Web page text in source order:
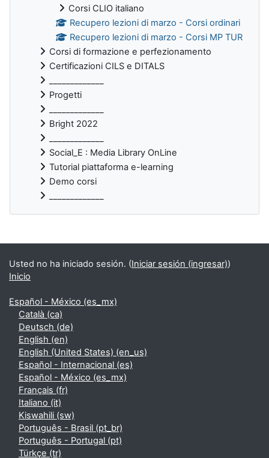
Corsi CLIO italiano
Recupero lezioni di marzo - Corsi ordinari
Recupero lezioni di marzo - Corsi MP TUR
Corsi di formazione e perfezionamento
Certificazioni CILS e DITALS
Progetti
Bright 2022
Social_E : Media Library OnLine
Tutorial piattaforma e-learning
Demo corsi
Bloques suplementarios
Usted no ha iniciado sesión. (Iniciar sesión (ingresar))
Inicio
Español - México ‎(es_mx)‎
Català ‎(ca)‎
Deutsch ‎(de)‎
English ‎(en)‎
English (United States) ‎(en_us)‎
Español - Internacional ‎(es)‎
Español - México ‎(es_mx)‎
Français ‎(fr)‎
Italiano ‎(it)‎
Kiswahili ‎(sw)‎
Português - Brasil ‎(pt_br)‎
Português - Portugal ‎(pt)‎
Türkçe ‎(tr)‎